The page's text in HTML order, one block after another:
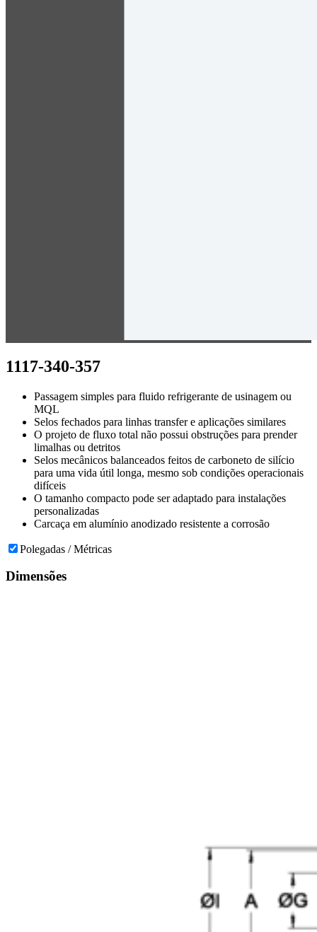
1117-340-357
Passagem simples para fluido refrigerante de usinagem ou
MQL
Selos fechados para linhas transfer e aplicações similares
O projeto de fluxo total não possui obstruções para prender
limalhas ou detritos
Selos mecânicos balanceados feitos de carboneto de silício
para uma vida útil longa, mesmo sob condições operacionais
difíceis
O tamanho compacto pode ser adaptado para instalações
personalizadas
Carcaça em alumínio anodizado resistente a corrosão
Polegadas / Métricas
Dimensões